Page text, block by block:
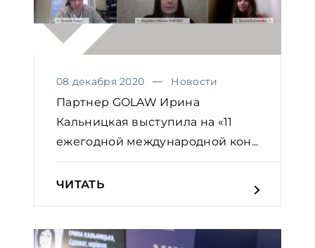
08 декабря 2020 Новости
Партнер GOLAW Ирина
Кальницкая выступила на «11
ежегодной международной кон...
ЧИТАТЬ